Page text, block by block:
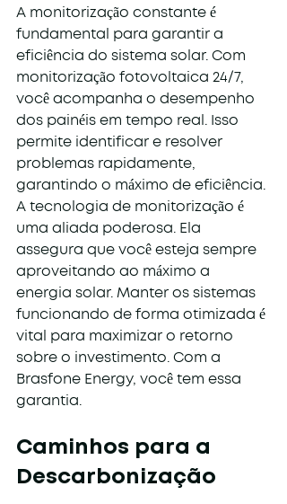
A monitorização constante é
fundamental para garantir a
eficiência do sistema solar. Com
monitorização fotovoltaica 24/7,
você acompanha o desempenho
dos painéis em tempo real. Isso
permite identificar e resolver
problemas rapidamente,
garantindo o máximo de eficiência.
A tecnologia de monitorização é
uma aliada poderosa. Ela
assegura que você esteja sempre
aproveitando ao máximo a
energia solar. Manter os sistemas
funcionando de forma otimizada é
vital para maximizar o retorno
sobre o investimento. Com a
Brasfone Energy, você tem essa
garantia.
Caminhos para a
Descarbonização